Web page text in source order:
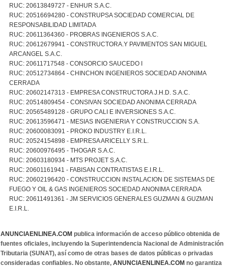
RUC: 20613849727 - ENHUR S.A.C.
RUC: 20516694280 - CONSTRUPSA SOCIEDAD COMERCIAL DE
RESPONSABILIDAD LIMITADA
RUC: 20611364360 - PROBRAS INGENIEROS S.A.C.
RUC: 20612679941 - CONSTRUCTORA.Y PAVIMENTOS SAN MIGUEL
ARCANGEL S.A.C.
RUC: 20611717548 - CONSORCIO SAUCEDO I
RUC: 20512734864 - CHINCHON INGENIEROS SOCIEDAD ANONIMA
CERRADA
RUC: 20602147313 - EMPRESA CONSTRUCTORA J.H.D. S.A.C.
RUC: 20514809454 - CONSIVAN SOCIEDAD ANONIMA CERRADA
RUC: 20565489128 - GRUPO CALI E INVERSIONES S.A.C.
RUC: 20613596471 - MESIAS INGENIERIA Y CONSTRUCCION S.A.
RUC: 20600083091 - PROKO INDUSTRY E.I.R.L.
RUC: 20524154898 - EMPRESA ARICELLY S.R.L.
RUC: 20600976495 - THOGAR S.A.C.
RUC: 20603180934 - MTS PROJET S.A.C.
RUC: 20601161941 - FABISAN CONTRATISTAS E.I.R.L.
RUC: 20602196420 - CONSTRUCCION INSTALACION DE SISTEMAS DE
FUEGO Y OIL & GAS INGENIEROS SOCIEDAD ANONIMA CERRADA
RUC: 20611491361 - JM SERVICIOS GENERALES GUZMAN & GUZMAN
E.I.R.L.
ANUNCIAENLINEA.COM publica información de acceso público obtenida de
fuentes oficiales, incluyendo la Superintendencia Nacional de Administración
Tributaria (SUNAT), así como de otras bases de datos públicas o privadas
consideradas confiables. No obstante, ANUNCIAENLINEA.COM no garantiza